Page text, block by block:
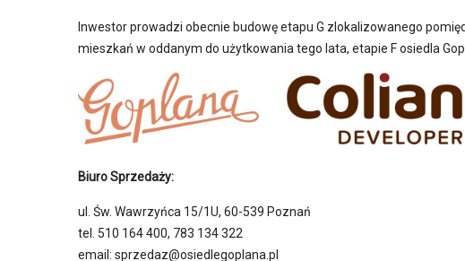
Inwestor prowadzi obecnie budowę etapu G zlokalizowanego
mieszkań w oddanym do użytkowania tego lata, etapie F osiedla
Biuro Sprzedaży:
ul. Św. Wawrzyńca 15/1U, 60-539 Poznań
tel. 510 164 400, 783 134 322
email: sprzedaz@osiedlegoplana.pl